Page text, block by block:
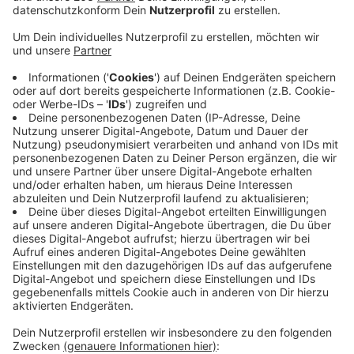
Anzeige
TuS Erndtebrück holt einen Punkt
Anzeige
Der TuS Erndtebrück hat am Abend in der Oberliga
Westfalen einen Punkt geholt: Die Wittgensteiner
haben zuhause gegen den Tabellenzweiten TuS
Haltern unentschieden 1:1 gespielt. Haltern spielte
fast die komplette Partie in Unterzahl, nach einer
Notbremse musste ein Spieler schon nach zwei
Minuten mit Rot vom Platz. Das Hinspiel hatte
Erndtebrück 3:0 verloren. In der Tabelle steht der TuS
jetzt auf Platz 12.
Anzeige